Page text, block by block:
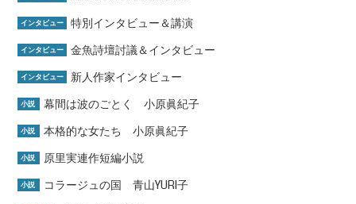
インタビュー 特別インタビュー＆講演
インタビュー 金魚詩壇討議＆インタビュー
インタビュー 新人作家インタビュー
小説 幕間は波のごとく 小原眞紀子
小説 本格的な女たち 小原眞紀子
小説 原里実連作短編小説
小説 コラージュの国 青山YURI子